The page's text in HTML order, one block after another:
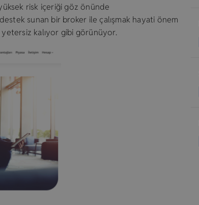
risk içeriği göz önünde
sunan bir broker ile çalışmak hayati önem
kalıyor gibi görünüyor.